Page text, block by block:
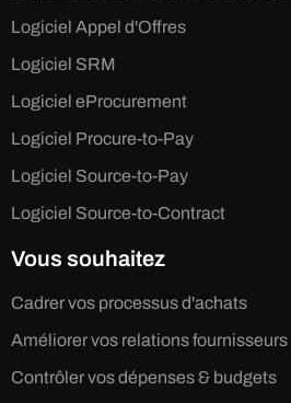
Logiciel Appel d'Offres
Logiciel SRM
Logiciel eProcurement
Logiciel Procure-to-Pay
Logiciel Source-to-Pay
Logiciel Source-to-Contract
Vous souhaitez
Cadrer vos processus d'achats
Améliorer vos relations fournisseurs
Contrôler vos dépenses & budgets